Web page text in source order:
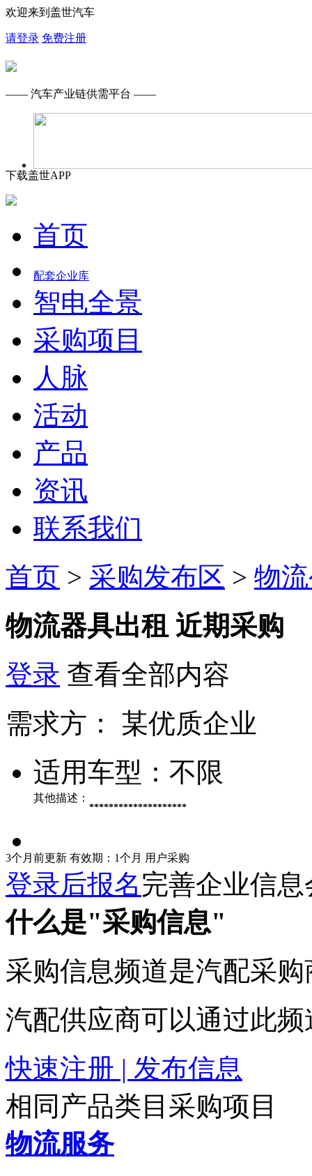
欢迎来到盖世汽车
请登录 免费注册
—— 汽车产业链供需平台 ——
下载盖世APP
首页
配套企业库
智电全景
采购项目
人脉
活动
产品
资讯
联系我们
首页 > 采购发布区 > 物
物流器具出租 近期采购
登录 查看全部内容
需求方：
某优质企业
适用车型： 不限
其他描述：
********************
3个月前更新 有效期：1个月 用户采购
登录后报名完善企业信
什么是"采购信息"
采购信息频道是汽配采
汽配供应商可以通过此
快速注册 | 发布信息
相同产品类目采购项目
物流服务